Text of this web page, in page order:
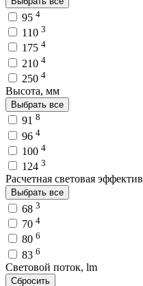
95 4
110 3
175 4
210 4
250 4
Высота, мм
Выбрать все
91 8
96 4
100 4
124 3
Расчетная световая
Выбрать все
68 3
70 4
80 6
83 6
Световой поток, lm
Сбросить